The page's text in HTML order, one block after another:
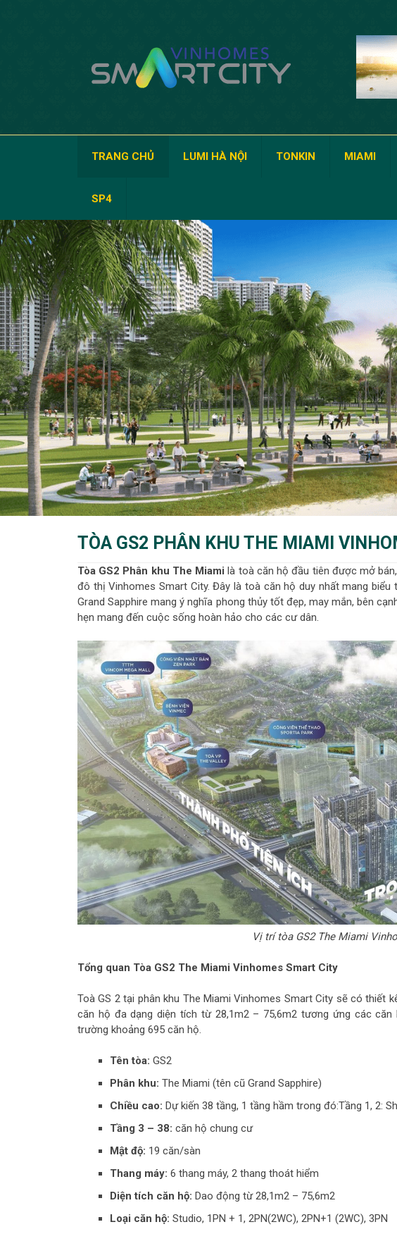
TRANG CHỦ LUMI HÀ NỘI TONKIN MIAMI
SP4
TÒA GS2 PHÂN KHU THE MIAMI
Tòa GS2 Phân khu The Miami là toà căn hộ đầu tiên được mở
đô thị Vinhomes Smart City. Đây là toà căn hộ duy nhất mang biểu
Grand Sapphire mang ý nghĩa phong thủy tốt đẹp, may mắn, bên
hẹn mang đến cuộc sống hoàn hảo cho các cư dân.
Vị trí tòa GS2 The Miami
Tổng quan Tòa GS2 The Miami Vinhomes Smart City
Toà GS 2 tại phân khu The Miami Vinhomes Smart City sẽ có
căn hộ đa dạng diện tích từ 28,1m2 – 75,6m2 tương ứng các
trường khoảng 695 căn hộ.
Tên tòa: GS2
Phân khu: The Miami (tên cũ Grand Sapphire)
Chiều cao: Dự kiến 38 tầng, 1 tầng hầm trong đó:Tầng 1, 2:
Tầng 3 – 38: căn hộ chung cư
Mật độ: 19 căn/sàn
Thang máy: 6 thang máy, 2 thang thoát hiểm
Diện tích căn hộ: Dao động từ 28,1m2 – 75,6m2
Loại căn hộ: Studio, 1PN + 1, 2PN(2WC), 2PN+1 (2WC), 3PN